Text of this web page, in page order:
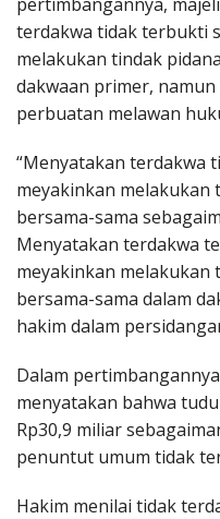
terdakwa tidak terbukti
melakukan tindak
dakwaan primer,
perbuatan melawan
“Menyatakan terdakwa
meyakinkan melakukan
bersama-sama
Menyatakan terdakwa
meyakinkan melakukan
bersama-sama dalam
hakim dalam
Dalam
menyatakan bahwa
Rp30,9 miliar
penuntut umum tidak
Hakim menilai tidak